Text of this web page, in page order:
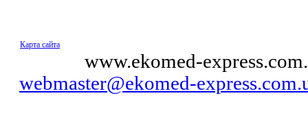
Карта сайта
www.ekomed-
webmaster@ekomed-